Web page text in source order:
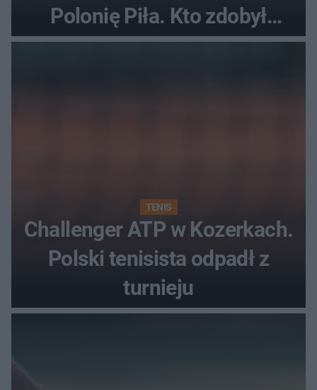
Polonię Piła. Kto zdobył
najwięcej punktów?
TENIS
Challenger ATP w Kozerkach.
Polski tenisista odpadł z
turnieju